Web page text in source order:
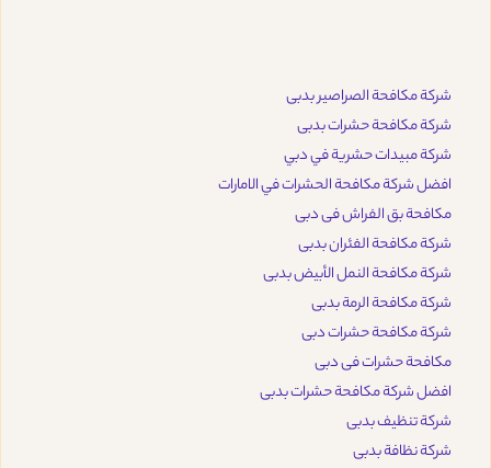
شركة مكافحة الصراصير بدبى
شركة مكافحة حشرات بدبى
شركة مبيدات حشرية في دبي
افضل شركة مكافحة الحشرات في الامارات
مكافحة بق الفراش فى دبى
شركة مكافحة الفئران بدبى
شركة مكافحة النمل الأبيض بدبى
شركة مكافحة الرمة بدبى
شركة مكافحة حشرات دبى
مكافحة حشرات فى دبى
افضل شركة مكافحة حشرات بدبى
شركة تنظيف بدبى
شركة نظافة بدبى